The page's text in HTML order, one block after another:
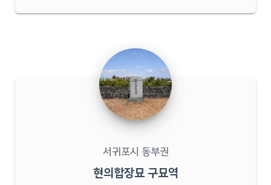
서귀포시 동부권
현의합장묘 구묘역